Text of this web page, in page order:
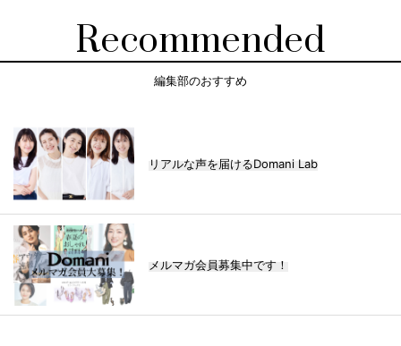
Recommended
編集部のおすすめ
リアルな声を届けるDomani Lab
メルマガ会員募集中です！